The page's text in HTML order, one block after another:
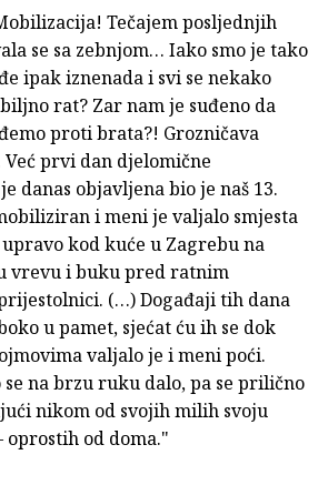
Tečajem posljednjih
se sa zebnjom… Iako smo je tako
ipak iznenada i svi se nekako
rat? Zar nam je suđeno da
proti brata?! Grozničava
prvi dan djelomične
danas objavljena bio je naš 13.
i meni je valjalo smjesta
kod kuće u Zagrebu na
vrevu i buku pred ratnim
(…) Događaji tih dana
u pamet, sjećat ću ih se dok
valjalo je i meni poći.
na brzu ruku dalo, pa se prilično
nikom od svojih milih svoju
oprostih od doma."